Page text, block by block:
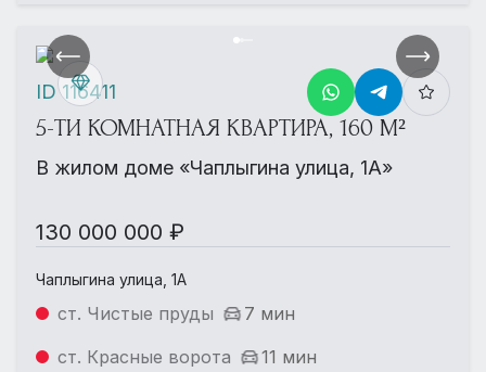
5-ТИ КОМНАТНАЯ КВАРТИРА, 160 М²
В жилом доме «Чаплыгина улица, 1А»
130 000 000 ₽
Чаплыгина улица, 1А
ст. Чистые пруды
7 мин
ст. Красные ворота
11 мин
ID 116411